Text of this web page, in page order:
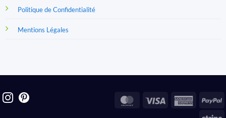
Politique de Confidentialité
Mentions Légales
MasterCard
Visa
American